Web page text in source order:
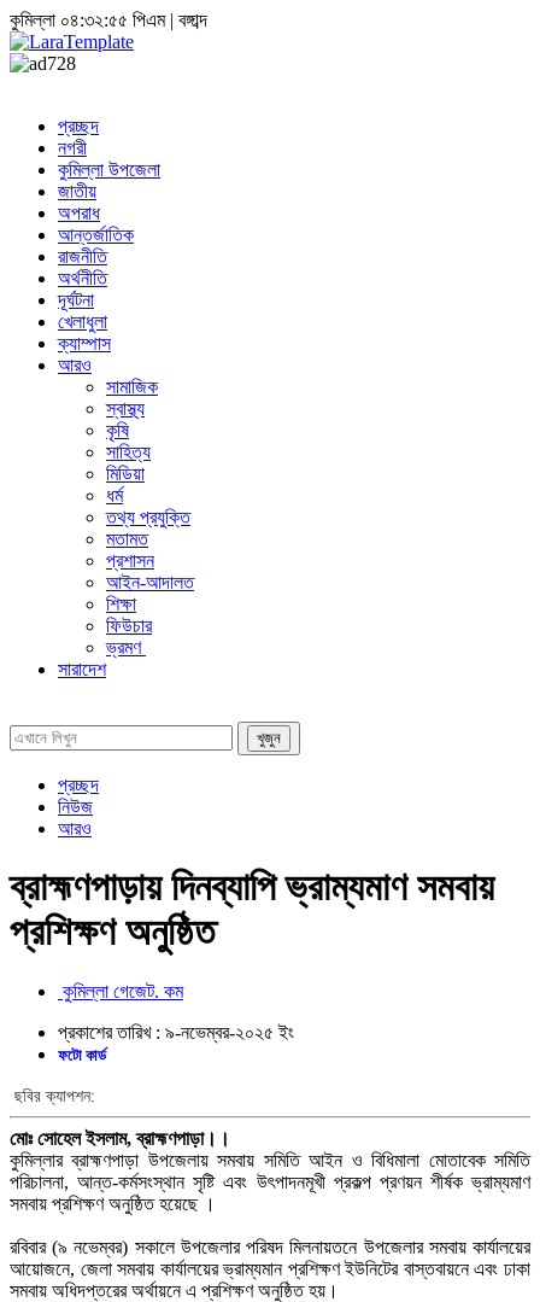
কুমিল্লা ০৪:৩২:৫৫ পিএম| বঙ্গাব্দ
প্রচ্ছদ
নগরী
কুমিল্লা উপজেলা
জাতীয়
অপরাধ
আন্তর্জাতিক
রাজনীতি
অর্থনীতি
দূর্ঘটনা
খেলাধুলা
ক্যাম্পাস
আরও
সামাজিক
স্বাস্থ্য
কৃষি
সাহিত্য
মিডিয়া
ধর্ম
তথ্য প্রযুক্তি
মতামত
প্রশাসন
আইন-আদালত
শিক্ষা
ফিউচার
ভ্রমণ
সারাদেশ
প্রচ্ছদ
নিউজ
আরও
ব্রাহ্মণপাড়ায় দিনব্যাপি ভ্রাম্যমাণ সমবায়
প্রশিক্ষণ অনুষ্ঠিত
কুমিল্লা গেজেট. কম
প্রকাশের তারিখ : ৯-নভেম্বর-২০২৫ ইং
ফটো কার্ড
ছবির ক্যাপশন:
মোঃ সোহেল ইসলাম, ব্রাহ্মণপাড়া।।
কুমিল্লার ব্রাহ্মণপাড়া উপজেলায় সমবায় সমিতি আইন ও বিধিমালা মোতাবেক সমিতি
পরিচালনা, আন্ত-কর্মসংস্থান সৃষ্টি এবং উৎপাদনমূখী প্রকল্প প্রণয়ন শীর্ষক ভ্রাম্যমাণ
সমবায় প্রশিক্ষণ অনুষ্ঠিত হয়েছে ।
রবিবার (৯ নভেম্বর) সকালে উপজেলার পরিষদ মিলনায়তনে উপজেলার সমবায় কার্যালয়ের
আয়োজনে, জেলা সমবায় কার্যালয়ের ভ্রাম্যমান প্রশিক্ষণ ইউনিটের বাস্তবায়নে এবং ঢাকা
সমবায় অধিদপ্তরের অর্থায়নে এ প্রশিক্ষণ অনুষ্ঠিত হয়।